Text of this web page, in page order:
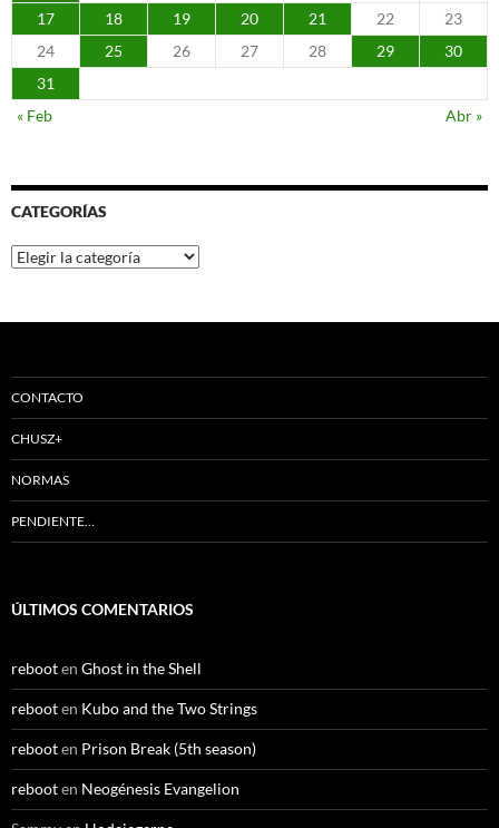
17
18 19 20 21 22
23
24
25 26 27 28 29
30
31
« Feb
Abr »
CATEGORÍAS
Categorías
CONTACTO
CHUSZ+
NORMAS
PENDIENTE…
ÚLTIMOS COMENTARIOS
rebooten Ghost in the Shell
rebooten Kubo and the Two Strings
rebooten Prison Break (5th season)
rebooten Neogénesis Evangelion